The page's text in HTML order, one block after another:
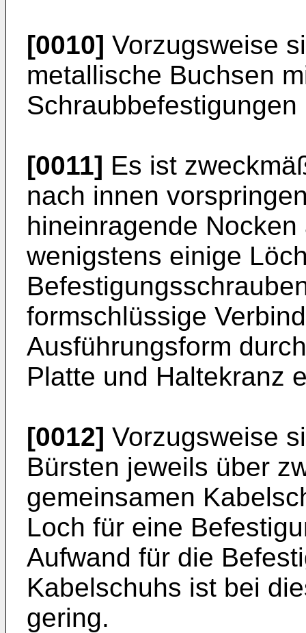
[0010] Vorzugsweise
metallische Buchsen
[0011] Es ist
nach innen
hineinragende
wenigstens einige
formschlüssige
Ausführungsform
Platte und Haltekranz
[0012] Vorzugsweise
Bürsten jeweils über
gemeinsamen
Loch für eine
Aufwand für die
Kabelschuhs ist bei
gering.